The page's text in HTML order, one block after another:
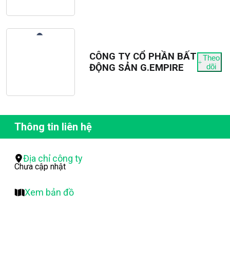
CÔNG TY CỔ PHẦN BẤT
ĐỘNG SẢN G.EMPIRE
Theo
dõi
Thông tin liên hệ
Địa chỉ công ty
Chưa cập nhật
Xem bản đồ